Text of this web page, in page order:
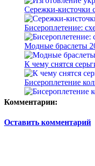
Сережки-кисточки
Бисероплетение:
Модные браслеты
К чему снятся
Бисероплетение
Комментарии:
Оставить комментарий